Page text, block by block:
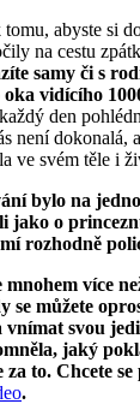
abyste si
na cestu
samy či s
vidícího
den
není dokonalá,
ve svém těle i
bylo na
jako o
rozhodně
více
se můžete
vnímat svou
jaký
to. Chcete
.